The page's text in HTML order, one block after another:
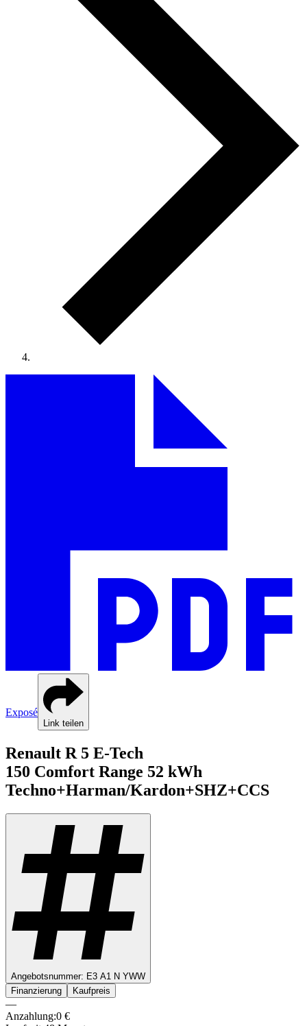
Exposé
Link teilen
Renault R 5 E-Tech
150 Comfort Range 52 kWh
Techno+Harman/Kardon+SHZ+CCS
Angebotsnummer:
E3 A1 N YWW
Finanzierung
Kaufpreis
—
Anzahlung:0 €